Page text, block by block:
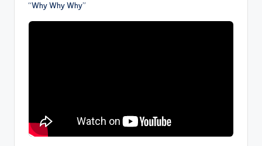
“Why Why Why”